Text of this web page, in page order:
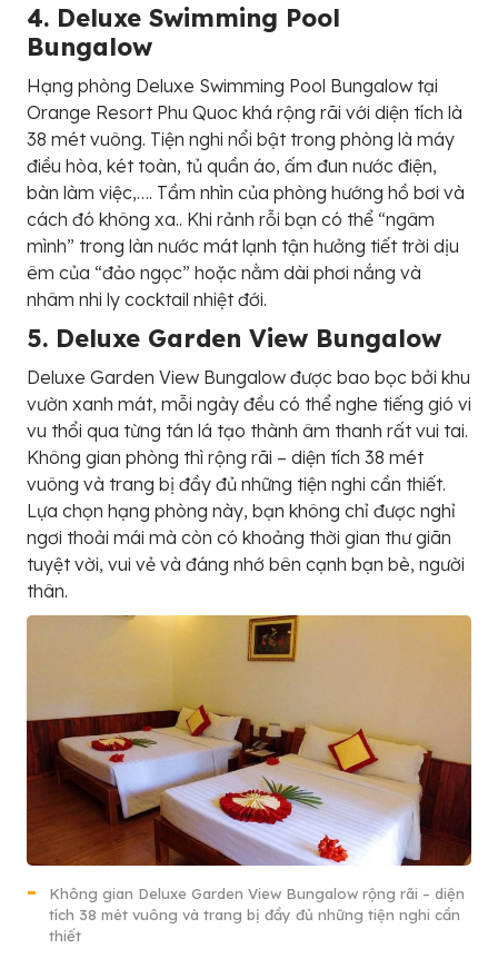
4. Deluxe Swimming Pool
Bungalow
Hạng phòng Deluxe Swimming Pool Bungalow tại
Orange Resort Phu Quoc khá rộng rãi với diện tích là
38 mét vuông. Tiện nghi nổi bật trong phòng là máy
điều hòa, két toàn, tủ quần áo, ấm đun nước điện,
bàn làm việc,…. Tầm nhìn của phòng hướng hồ bơi và
cách đó không xa.. Khi rảnh rỗi bạn có thể “ngâm
mình” trong làn nước mát lạnh tận hưởng tiết trời dịu
êm của “đảo ngọc” hoặc nằm dài phơi nắng và
nhâm nhi ly cocktail nhiệt đới.
5. Deluxe Garden View Bungalow
Deluxe Garden View Bungalow được bao bọc bởi khu
vườn xanh mát, mỗi ngày đều có thể nghe tiếng gió vi
vu thổi qua từng tán lá tạo thành âm thanh rất vui tai.
Không gian phòng thì rộng rãi – diện tích 38 mét
vuông và trang bị đầy đủ những tiện nghi cần thiết.
Lựa chọn hạng phòng này, bạn không chỉ được nghỉ
ngơi thoải mái mà còn có khoảng thời gian thư giãn
tuyệt vời, vui vẻ và đáng nhớ bên cạnh bạn bè, người
thân.
Không gian Deluxe Garden View Bungalow rộng rãi – diện
tích 38 mét vuông và trang bị đầy đủ những tiện nghi cần
thiết